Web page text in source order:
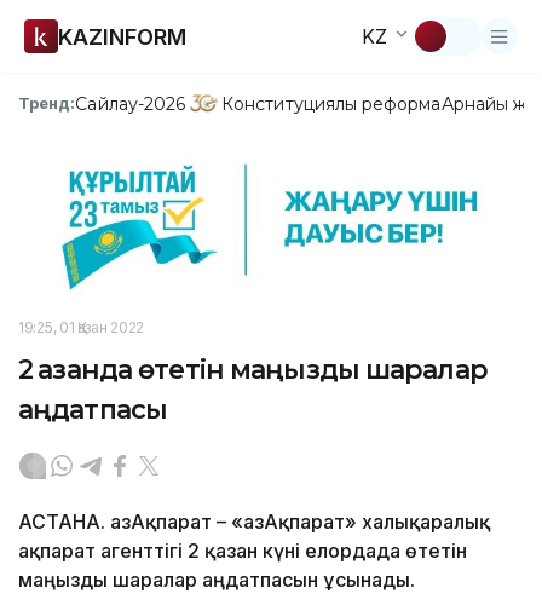
KAZINFORM KZ
Тренд:Сайлау-2026 Конституциялық реформаАрнайы
19:25, 01 Қазан 2022
2 қазанда өтетін маңызды шаралар
аңдатпасы
АСТАНА. ҚазАқпарат – «ҚазАқпарат» халықаралық
ақпарат агенттігі 2 қазан күні елордада өтетін
маңызды шаралар аңдатпасын ұсынады.